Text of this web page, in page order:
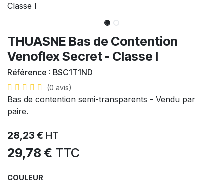
THUASNE Bas de Contention
Venoflex Secret - Classe I
Référence : BSC1T1ND
(0 avis)
Bas de contention semi-transparents - Vendu par
paire.
28,23 € HT
29,78 € TTC
COULEUR